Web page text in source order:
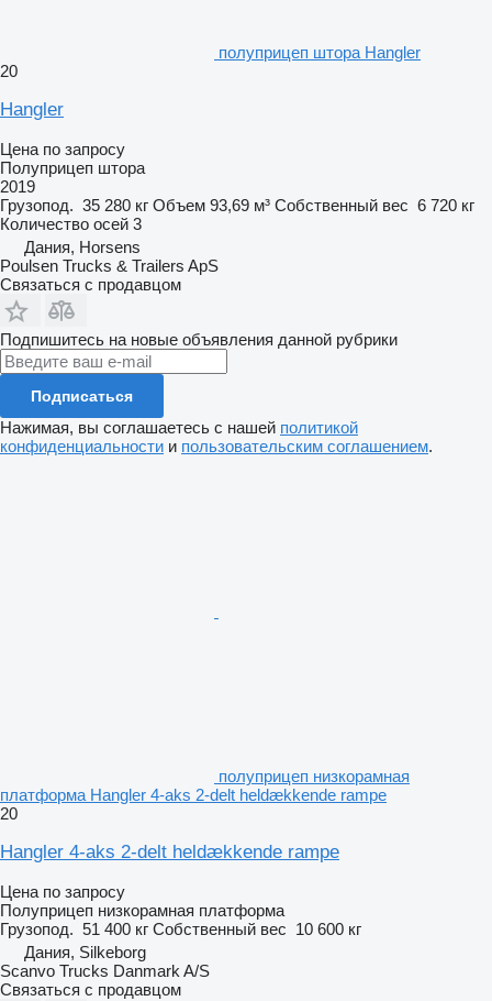
полуприцеп штора Hangler
20
Hangler
Цена по запросу
Полуприцеп штора
2019
Грузопод. 35 280 кг Объем 93,69 м³ Собственный вес 6 720 кг
Количество осей 3
Дания, Horsens
Poulsen Trucks & Trailers ApS
Связаться с продавцом
Подпишитесь на новые объявления данной рубрики
Подписаться
Нажимая, вы соглашаетесь с нашей политикой
конфиденциальности и пользовательским соглашением.
полуприцеп низкорамная
платформа Hangler 4-aks 2-delt heldækkende rampe
20
Hangler 4-aks 2-delt heldækkende rampe
Цена по запросу
Полуприцеп низкорамная платформа
Грузопод. 51 400 кг Собственный вес 10 600 кг
Дания, Silkeborg
Scanvo Trucks Danmark A/S
Связаться с продавцом